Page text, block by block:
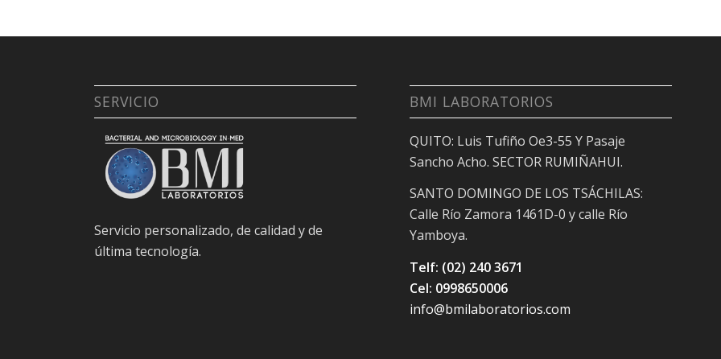
SERVICIO
Servicio personalizado, de calidad y de
última tecnología.
BMI LABORATORIOS
QUITO: Luis Tufiño Oe3-55 Y Pasaje
Sancho Acho. SECTOR RUMIÑAHUI.
SANTO DOMINGO DE LOS TSÁCHILAS:
Calle Río Zamora 1461D-0 y calle Río
Yamboya.
Telf: (02) 240 3671
Cel: 0998650006
info@bmilaboratorios.com